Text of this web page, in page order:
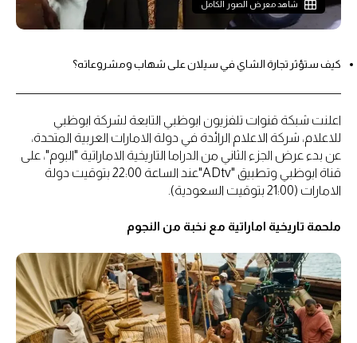
شاهد معرض الصور الكامل
كيف ستؤثر تجارة الشاي في سيلان على شهاب ومشروعاته؟
اعلنت شبكة قنوات تلفزيون ابوظبي التابعة لشركة ابوظبي
للاعلام، شركة الاعلام الرائدة في دولة الامارات العربية المتحدة،
عن بدء عرض الجزء الثاني من الدراما التاريخية الاماراتية "البوم"، على
قناة ابوظبي وتطبيق "ADtv"عند الساعة 22:00 بتوقيت دولة
الامارات (21:00 بتوقيت السعودية).
ملحمة تاريخية اماراتية مع نخبة من النجوم